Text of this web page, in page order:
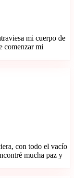
mi cuerpo de
comenzar mi
con todo el vacío
mucha paz y